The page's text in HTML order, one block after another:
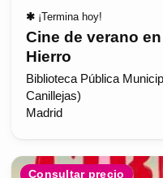
✱ ¡Termina hoy!
Cine de verano
Hierro
Biblioteca Pública
Canillejas)
Madrid
Consultar precio